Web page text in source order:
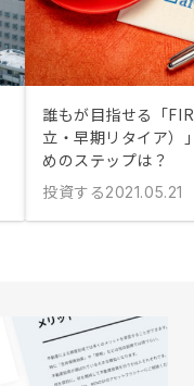
誰もが目指せる「
立・早期リタイア）
めのステップは？
投資する2021.05.21